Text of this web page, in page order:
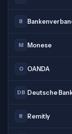
B
M Monese
O OANDA
DB Deutsche
R Remitly